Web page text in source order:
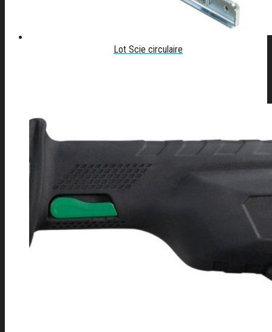
Lot Scie circulaire